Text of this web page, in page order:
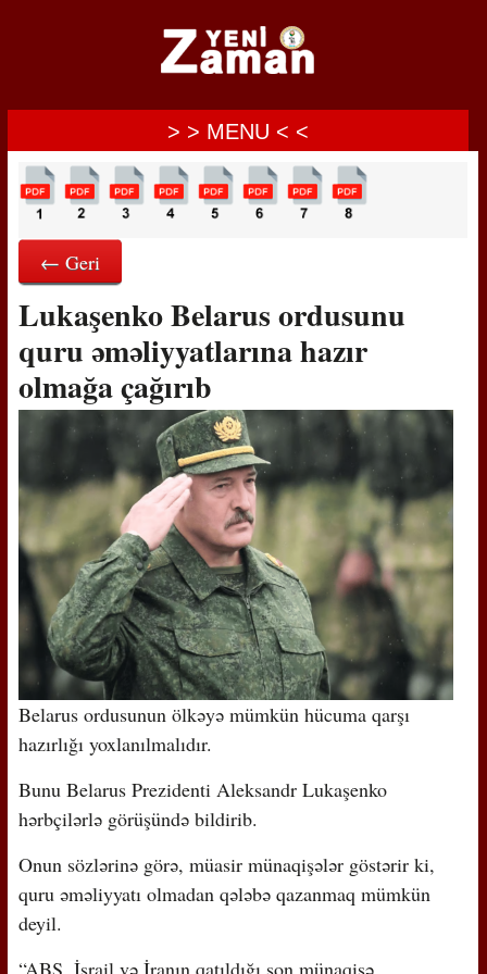
> > MENU < <
← Geri
Lukaşenko Belarus ordusunu
quru əməliyyatlarına hazır
olmağa çağırıb
Belarus ordusunun ölkəyə mümkün hücuma qarşı
hazırlığı yoxlanılmalıdır.
Bunu Belarus Prezidenti Aleksandr Lukaşenko
hərbçilərlə görüşündə bildirib.
Onun sözlərinə görə, müasir münaqişələr göstərir ki,
quru əməliyyatı olmadan qələbə qazanmaq mümkün
deyil.
“ABŞ, İsrail və İranın qatıldığı son münaqişə.